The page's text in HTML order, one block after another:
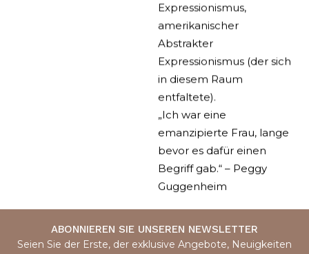
Expressionismus,
amerikanischer
Abstrakter
Expressionismus (der sich
in diesem Raum
entfaltete).
„Ich war eine
emanzipierte Frau, lange
bevor es dafür einen
Begriff gab.“ – Peggy
Guggenheim
ABONNIEREN SIE UNSEREN NEWSLETTER
Seien Sie der Erste, der exklusive Angebote, Neuigkeiten